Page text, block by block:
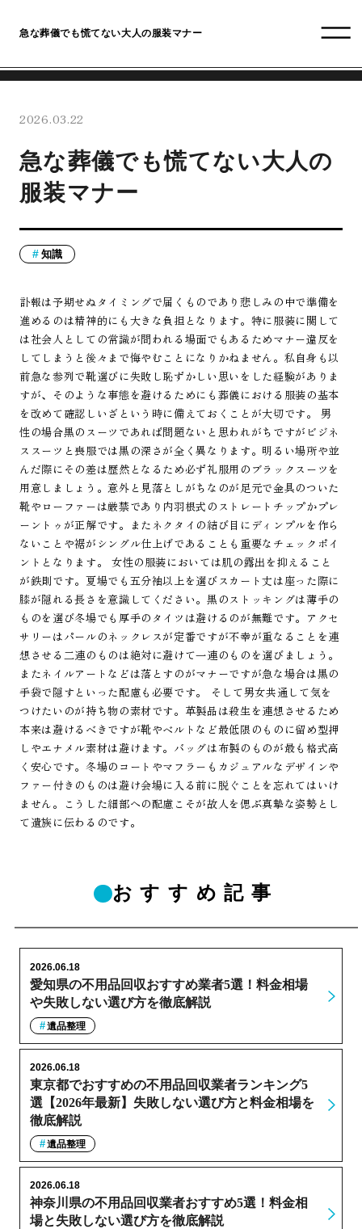
急な葬儀でも慌てない大人の服装マナー
2026.03.22
急な葬儀でも慌てない大人の
服装マナー
知識
訃報は予期せぬタイミングで届くものであり悲しみの中で準備を
進めるのは精神的にも大きな負担となります。特に服装に関して
は社会人としての常識が問われる場面でもあるためマナー違反を
してしまうと後々まで悔やむことになりかねません。私自身も以
前急な参列で靴選びに失敗し恥ずかしい思いをした経験がありま
すが、そのような事態を避けるためにも葬儀における服装の基本
を改めて確認しいざという時に備えておくことが大切です。 男
性の場合黒のスーツであれば問題ないと思われがちですがビジネ
ススーツと喪服では黒の深さが全く異なります。明るい場所や並
んだ際にその差は歴然となるため必ず礼服用のブラックスーツを
用意しましょう。意外と見落としがちなのが足元で金具のついた
靴やローファーは厳禁であり内羽根式のストレートチップかプレ
ーントゥが正解です。またネクタイの結び目にディンプルを作ら
ないことや裾がシングル仕上げであることも重要なチェックポイ
ントとなります。 女性の服装においては肌の露出を抑えること
が鉄則です。夏場でも五分袖以上を選びスカート丈は座った際に
膝が隠れる長さを意識してください。黒のストッキングは薄手の
ものを選び冬場でも厚手のタイツは避けるのが無難です。アクセ
サリーはパールのネックレスが定番ですが不幸が重なることを連
想させる二連のものは絶対に避けて一連のものを選びましょう。
またネイルアートなどは落とすのがマナーですが急な場合は黒の
手袋で隠すといった配慮も必要です。 そして男女共通して気を
つけたいのが持ち物の素材です。革製品は殺生を連想させるため
本来は避けるべきですが靴やベルトなど最低限のものに留め型押
しやエナメル素材は避けます。バッグは布製のものが最も格式高
く安心です。冬場のコートやマフラーもカジュアルなデザインや
ファー付きのものは避け会場に入る前に脱ぐことを忘れてはいけ
ません。こうした細部への配慮こそが故人を偲ぶ真摯な姿勢とし
て遺族に伝わるのです。
おすすめ記事
愛知県の不用品回収おすすめ業者5選！料金相場
や失敗しない選び方を徹底解説
2026.06.18
遺品整理
東京都でおすすめの不用品回収業者ランキング5
選【2026年最新】失敗しない選び方と料金相場を
徹底解説
2026.06.18
遺品整理
神奈川県の不用品回収業者おすすめ5選！料金相
場と失敗しない選び方を徹底解説
2026.06.18